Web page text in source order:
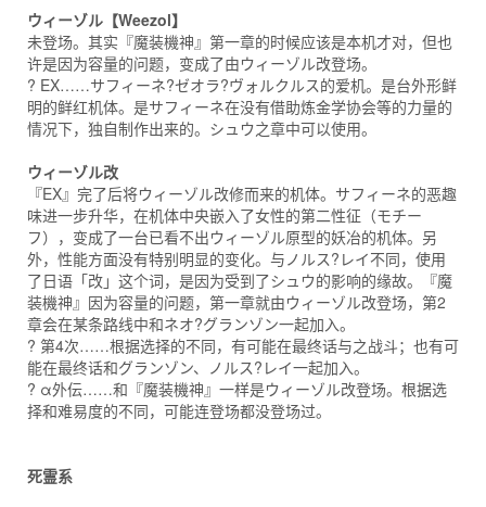
ウィーゾル【Weezol】
未登场。其实『魔装機神』第一章的时候应该是本机才对，但也
许是因为容量的问题，变成了由ウィーゾル改登场。
? EX……サフィーネ?ゼオラ?ヴォルクルス的爱机。是台外形鲜
明的鲜红机体。是サフィーネ在没有借助炼金学协会等的力量的
情况下，独自制作出来的。シュウ之章中可以使用。
ウィーゾル改
『EX』完了后将ウィーゾル改修而来的机体。サフィーネ的恶趣
味进一步升华，在机体中央嵌入了女性的第二性征（モチー
フ），变成了一台已看不出ウィーゾル原型的妖冶的机体。另
外，性能方面没有特别明显的变化。与ノルス?レイ不同，使用
了日语「改」这个词，是因为受到了シュウ的影响的缘故。『魔
装機神』因为容量的问题，第一章就由ウィーゾル改登场，第2
章会在某条路线中和ネオ?グランゾン一起加入。
? 第4次……根据选择的不同，有可能在最终话与之战斗；也有可
能在最终话和グランゾン、ノルス?レイ一起加入。
? α外伝……和『魔装機神』一样是ウィーゾル改登场。根据选
择和难易度的不同，可能连登场都没登场过。
死霊系